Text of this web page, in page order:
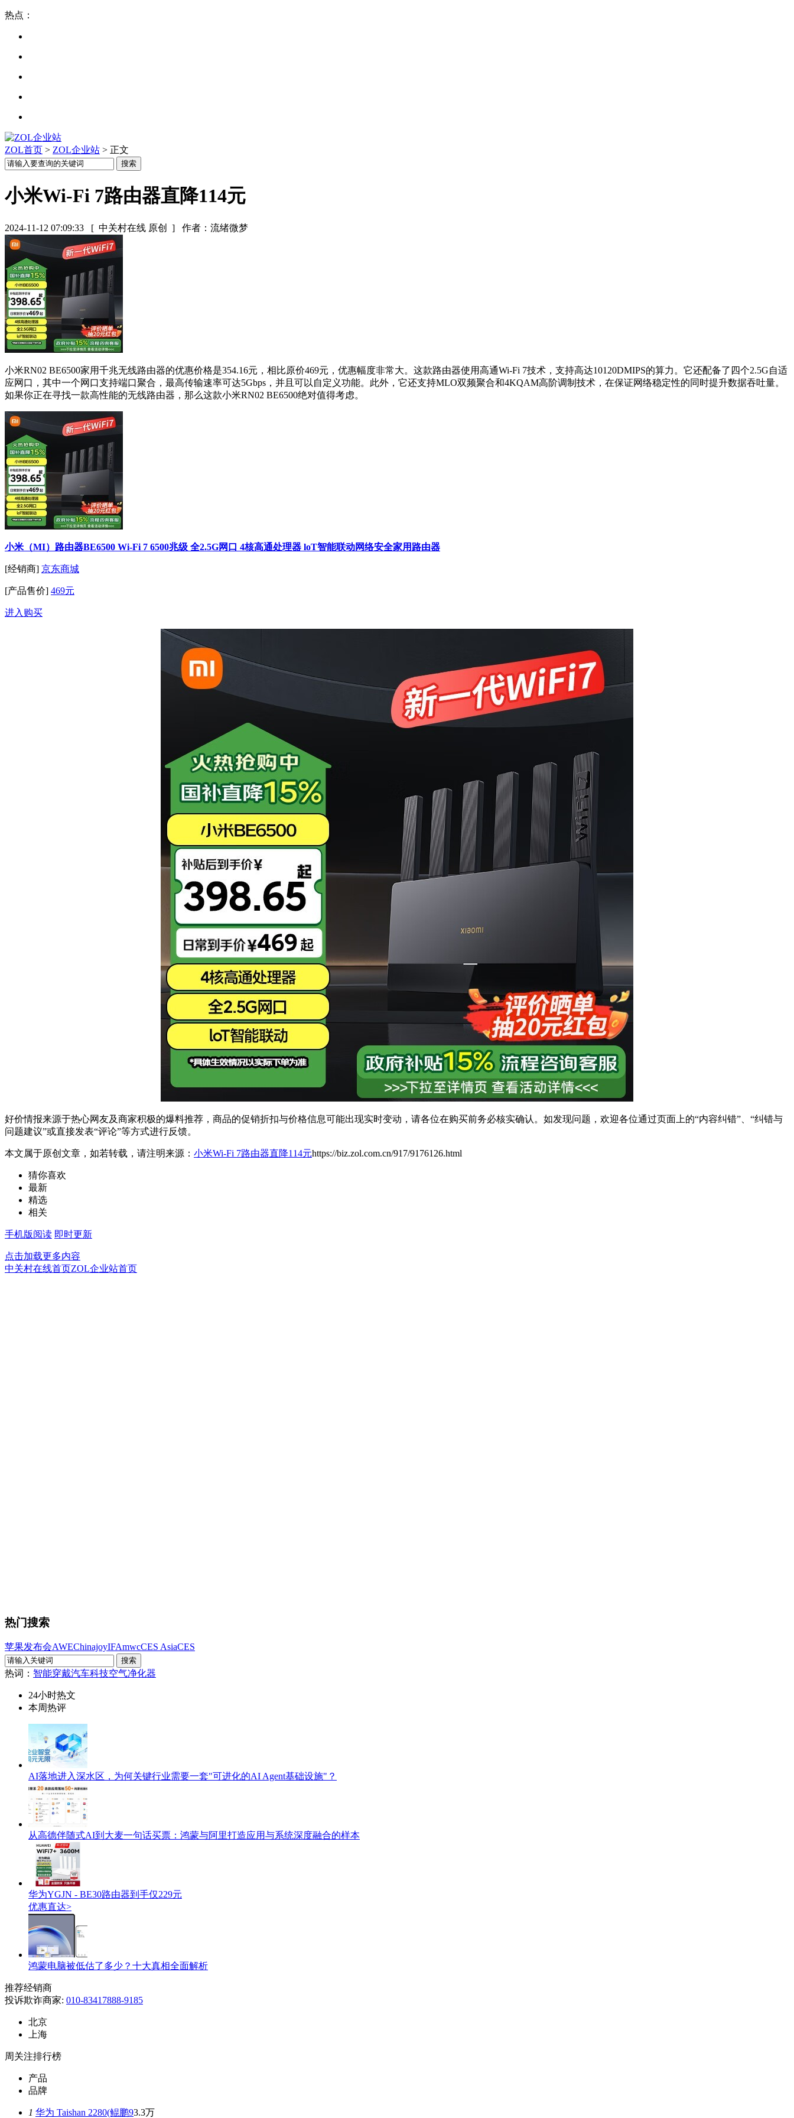
热点：
ZOL首页 > ZOL企业站 > 正文
小米Wi-Fi 7路由器直降114元
2024-11-12 07:09:33 [ 中关村在线 原创 ] 作者：流绪微梦
小米RN02 BE6500家用千兆无线路由器的优惠价格是354.16元，相比原价469元，优惠幅度非常大。这款路由器使用高通Wi-Fi 7技术，支持高达10120DMIPS的算力。它还配备了四个2.5G自适
应网口，其中一个网口支持端口聚合，最高传输速率可达5Gbps，并且可以自定义功能。此外，它还支持MLO双频聚合和4KQAM高阶调制技术，在保证网络稳定性的同时提升数据吞吐量。
如果你正在寻找一款高性能的无线路由器，那么这款小米RN02 BE6500绝对值得考虑。
小米（MI）路由器BE6500 Wi-Fi 7 6500兆级 全2.5G网口 4核高通处理器 loT智能联动网络安全家用路由器
[经销商] 京东商城
[产品售价] 469元
进入购买
好价情报来源于热心网友及商家积极的爆料推荐，商品的促销折扣与价格信息可能出现实时变动，请各位在购买前务必核实确认。如发现问题，欢迎各位通过页面上的“内容纠错”、“纠错与
问题建议”或直接发表“评论”等方式进行反馈。
本文属于原创文章，如若转载，请注明来源： 小米Wi-Fi 7路由器直降114元https://biz.zol.com.cn/917/9176126.html
猜你喜欢
最新
精选
相关
手机版阅读 即时更新
点击加载更多内容
中关村在线首页ZOL企业站首页
热门搜索
苹果发布会AWEChinajoyIFAmwcCES AsiaCES
热词： 智能穿戴汽车科技空气净化器
24小时热文
本周热评
AI落地进入深水区，为何关键行业需要一套"可进化的AI Agent基础设施"？
从高德伴随式AI到大麦一句话买票：鸿蒙与阿里打造应用与系统深度融合的样本
华为YGJN - BE30路由器到手仅229元
优惠直达>
鸿蒙电脑被低估了多少？十大真相全面解析
推荐经销商
投诉欺诈商家: 010-83417888-9185
北京
上海
周关注排行榜
产品
品牌
1 华为 Taishan 2280(鲲鹏93.3万